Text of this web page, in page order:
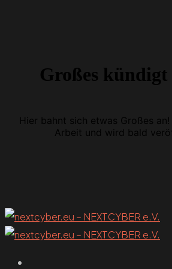
Großes kündigt
Hier bahnt sich etwas Großes
Arbeit und wird bald